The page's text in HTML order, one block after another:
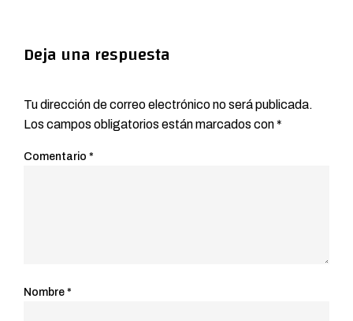
Deja una respuesta
Tu dirección de correo electrónico no será publicada.
Los campos obligatorios están marcados con*
Comentario *
Nombre *